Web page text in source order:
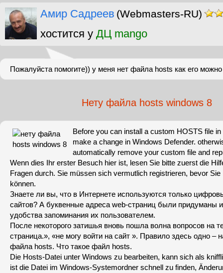
Амир Садреев (Webmasters-RU)
хостится у ДЦ mango
Пожалуйста помогите)) у меня нет файла hosts как его можно
Нету файла hosts windows 8
Before you can install a custom HOSTS file
make a change in Windows Defender.
automatically remove your custom file and
Wenn dies Ihr erster Besuch hier ist, lesen Sie bitte zuerst die
Fragen durch. Sie müssen sich vermutlich registrieren, bevor
können.
Знаете ли вы, что в Интернете используются только
сайтов? А буквенные адреса web-страниц были придуманы
удобства запоминания их пользователем.
После некоторого затишья вновь пошла волна вопросов на
страница.», «не могу войти на сайт ». Правило здесь одно –
файла hosts. Что такое файл hosts.
Die Hosts-Datei unter Windows zu bearbeiten, kann sich als
ist die Datei im Windows-Systemordner schnell zu finden,